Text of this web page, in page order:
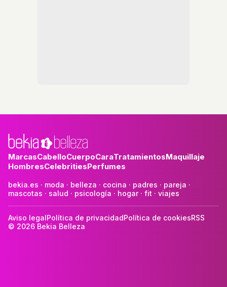
MarcasCabelloCuerpoCaraTratamientosMaquillaje
HombresCelebritiesPerfumes
bekia.es · moda · belleza · cocina · padres · pareja ·
mascotas · salud · psicología · hogar· fit · viajes
Aviso legalPolítica de privacidadPolítica de cookiesRSS
© 2026 Bekia Belleza